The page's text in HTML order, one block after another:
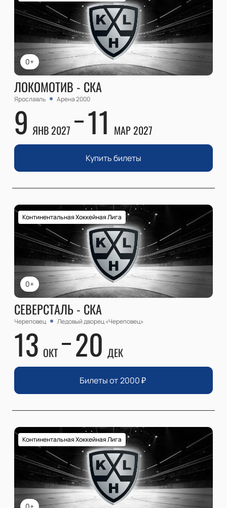
0+
ЛОКОМОТИВ - СКА
Ярославль Арена 2000
9 ЯНВ 2027 11 МАР 2027
Купить билеты
0+
Континентальная Хоккейная Лига
СЕВЕРСТАЛЬ - СКА
Череповец Ледовый дворец «Череповец»
13 ОКТ 20 ДЕК
Билеты от 2000₽
Континентальная Хоккейная Лига